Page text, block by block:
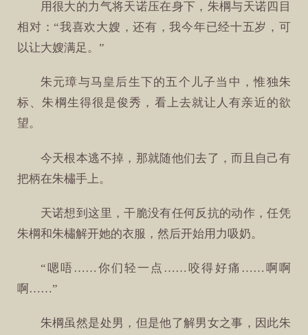
用很大的力气将天诺压在身下，朱棡与天诺四目
相对：“我喜欢大嫂，还有，我今年已经十五岁，可
以让大嫂满足。”
朱元璋与马皇后生下的五个儿子当中，惟独朱
标、朱棡生得很是俊秀，看上去就让人有亲近的欲
望。
今天根本逃不掉，那就随他们去了，而且自己有
把柄在朱橚手上。
天诺想到这里，干脆没有任何反抗的动作，任凭
朱棡和朱橚解开她的衣服，然后开始用力吸奶。
“嗯唔……你们轻一点……咬得好痛……啊啊
啊……”
朱棡虽然是处男，但是他了解男女之事，因此朱